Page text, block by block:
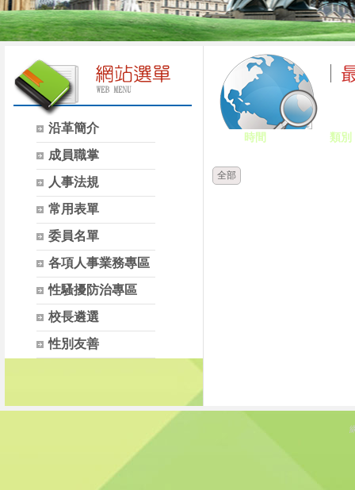
沿革簡介
成員職掌
人事法規
常用表單
委員名單
各項人事業務專區
性騷擾防治專區
校長遴選
性別友善
時間 類別
全部